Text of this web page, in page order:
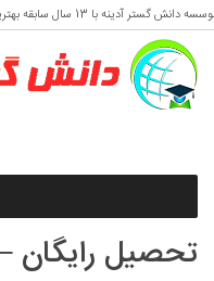
دانش گستر آدینه با 13 سال سابقه بهترین مسیر ها و مناسب ترین ها را به شما پیشنهاد می کند
تحصیل رایگان